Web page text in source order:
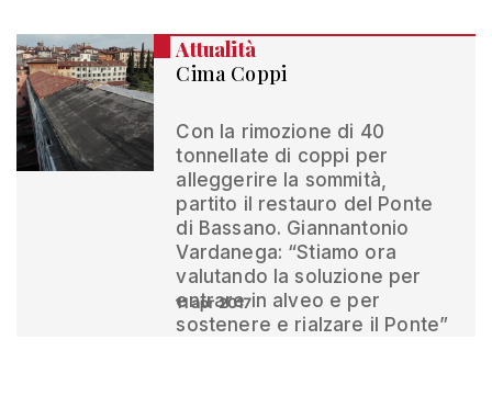
Attualità
Cima Coppi
Con la rimozione di 40
tonnellate di coppi per
alleggerire la sommità,
partito il restauro del Ponte
di Bassano. Giannantonio
Vardanega: “Stiamo ora
valutando la soluzione per
entrare in alveo e per
sostenere e rialzare il Ponte”
11 apr 2017